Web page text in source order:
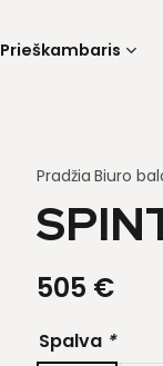
Prieškambaris
Pradžia Biuro
505 €
Spalva *